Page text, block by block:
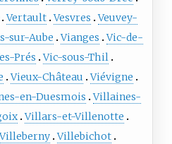
Vertault Vesvres
Veuvey-
sur-Aube Vianges Vic-de-
Prés
Vic-sous-Thil
Vieux-Château
Viévigne
en-Duesmois
Villaines-
Villars-et-Villenotte
Villebichot